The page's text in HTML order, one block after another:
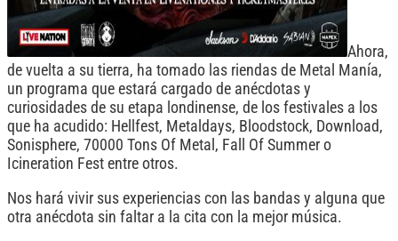
Ahora,
de vuelta a su tierra, ha tomado las riendas de Metal Manía,
un programa que estará cargado de anécdotas y
curiosidades de su etapa londinense, de los festivales a los
que ha acudido: Hellfest, Metaldays, Bloodstock, Download,
Sonisphere, 70000 Tons Of Metal, Fall Of Summer o
Icineration Fest entre otros.
Nos hará vivir sus experiencias con las bandas y alguna que
otra anécdota sin faltar a la cita con la mejor música.